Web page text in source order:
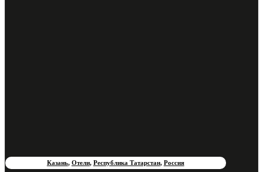
Казань, Отели, Республика Татарстан, Россия